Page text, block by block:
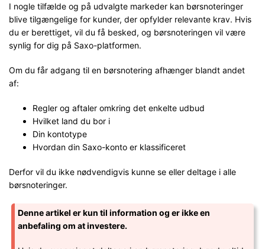
I nogle tilfælde og på udvalgte markeder kan børsnoteringer
blive tilgængelige for kunder, der opfylder relevante krav. Hvis
du er berettiget, vil du få besked, og børsnoteringen vil være
synlig for dig på Saxo-platformen.
Om du får adgang til en børsnotering afhænger blandt andet
af:
Regler og aftaler omkring det enkelte udbud
Hvilket land du bor i
Din kontotype
Hvordan din Saxo-konto er klassificeret
Derfor vil du ikke nødvendigvis kunne se eller deltage i alle
børsnoteringer.
Denne artikel er kun til information og er ikke en
anbefaling om at investere.